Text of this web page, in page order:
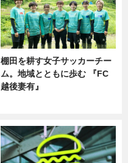
棚田を耕す女子サッカーチー
ム。地域とともに歩む 『FC
越後妻有』